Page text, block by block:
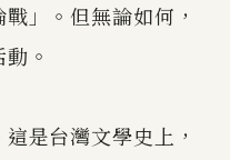
」。但無論如何，
。
是台灣文學史上，